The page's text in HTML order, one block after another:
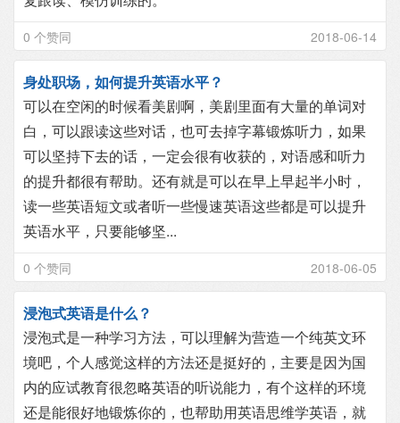
0 个赞同 2018-06-14
身处职场，如何提升英语水平？
可以在空闲的时候看美剧啊，美剧里面有大量的单词对
白，可以跟读这些对话，也可去掉字幕锻炼听力，如果
可以坚持下去的话，一定会很有收获的，对语感和听力
的提升都很有帮助。还有就是可以在早上早起半小时，
读一些英语短文或者听一些慢速英语这些都是可以提升
英语水平，只要能够坚...
0 个赞同 2018-06-05
浸泡式英语是什么？
浸泡式是一种学习方法，可以理解为营造一个纯英文环
境吧，个人感觉这样的方法还是挺好的，主要是因为国
内的应试教育很忽略英语的听说能力，有个这样的环境
还是能很好地锻炼你的，也帮助用英语思维学英语，就